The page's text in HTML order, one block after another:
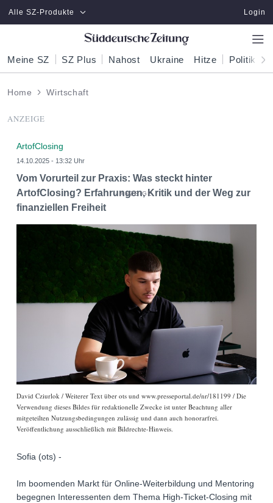
Zum Hauptinhalt springen
Alle SZ-Produkte Login
Meine SZ SZ Plus Nahost Ukraine Hitze Politik
Home Wirtschaft
ANZEIGE
ArtofClosing
14.10.2025 - 13:32 Uhr
Vom Vorurteil zur Praxis: Was steckt hinter
ArtofClosing? Erfahrungen, Kritik und der Weg zur
finanziellen Freiheit
David Cziurlok / Weiterer Text über ots und www.presseportal.de/nr/181199 / Die
Verwendung dieses Bildes für redaktionelle Zwecke ist unter Beachtung aller
mitgeteilten Nutzungsbedingungen zulässig und dann auch honorarfrei.
Veröffentlichung ausschließlich mit Bildrechte-Hinweis.
Sofia (ots) -
Im boomenden Markt für Online-Weiterbildung und Mentoring
begegnen Interessenten dem Thema High-Ticket-Closing mit